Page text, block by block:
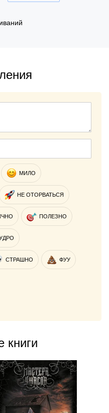
МИЛО
НЕ ОТОРВАТЬСЯ
ПОЛЕЗНО
СТРАШНО ФУУ
книги